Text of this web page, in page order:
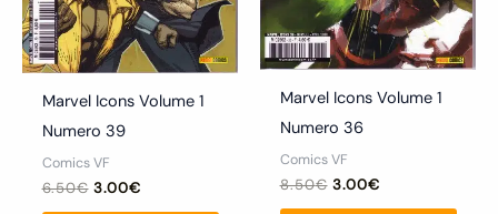
Marvel Icons Volume 1
Numero 39
Comics VF
6.50€ 3.00€
Marvel Icons Volume 1
Numero 36
Comics VF
8.50€ 3.00€